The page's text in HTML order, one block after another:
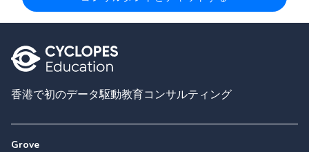
香港で初のデータ駆動教育コンサルティング
Grove